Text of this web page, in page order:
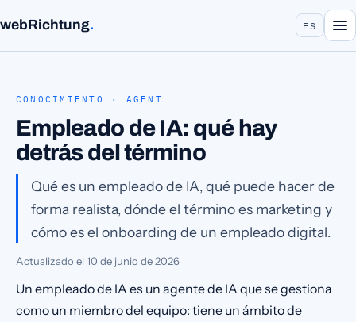
webRichtung. ES
CONOCIMIENTO · AGENT
Empleado de IA: qué hay
detrás del término
Qué es un empleado de IA, qué puede hacer de
forma realista, dónde el término es marketing y
cómo es el onboarding de un empleado digital.
Actualizado el 10 de junio de 2026
Un empleado de IA es un agente de IA que se gestiona
como un miembro del equipo: tiene un ámbito de